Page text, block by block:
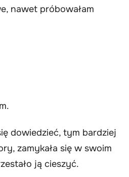
nawet próbowałam
dowiedzieć, tym bardziej
zamykała się w swoim
ją cieszyć.